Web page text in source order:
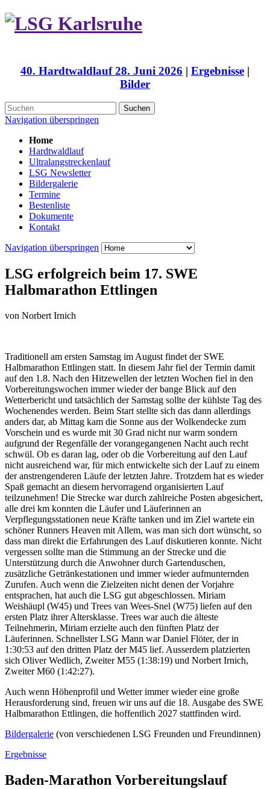
40. Hardtwaldlauf 28. Juni 2026 | Ergebnisse |
Bilder
Suchen
Navigation überspringen
Home
Hardtwaldlauf
Ultralangstreckenlauf
LSG Newsletter
Bildergalerie
Termine
Bestenliste
Dokumente
Kontakt
Navigation überspringen
LSG erfolgreich beim 17. SWE
Halbmarathon Ettlingen
von Norbert Irnich
Traditionell am ersten Samstag im August findet der SWE
Halbmarathon Ettlingen statt. In diesem Jahr fiel der Termin damit
auf den 1.8. Nach den Hitzewellen der letzten Wochen fiel in den
Vorbereitungswochen immer wieder der bange Blick auf den
Wetterbericht und tatsächlich der Samstag sollte der kühlste Tag des
Wochenendes werden. Beim Start stellte sich das dann allerdings
anders dar, ab Mittag kam die Sonne aus der Wolkendecke zum
Vorschein und es wurde mit 30 Grad nicht nur warm sondern
aufgrund der Regenfälle der vorangegangenen Nacht auch recht
schwül. Ob es daran lag, oder ob die Vorbereitung auf den Lauf
nicht ausreichend war, für mich entwickelte sich der Lauf zu einem
der anstrengenderen Läufe der letzten Jahre. Trotzdem hat es wieder
Spaß gemacht an diesem hervorragend organisierten Lauf
teilzunehmen! Die Strecke war durch zahlreiche Posten abgesichert,
alle drei km konnten die Läufer und Läuferinnen an
Verpflegungsstationen neue Kräfte tanken und im Ziel wartete ein
schöner Runners Heaven mit Allem, was man sich dort wünscht, so
dass man direkt die Erfahrungen des Lauf diskutieren konnte. Nicht
vergessen sollte man die Stimmung an der Strecke und die
Unterstützung durch die Anwohner durch Gartenduschen,
zusätzliche Getränkestationen und immer wieder aufmunternden
Zurufen. Auch wenn die Zielzeiten nicht denen der Vorjahre
entsprachen, hat auch die LSG gut abgeschlossen. Miriam
Weishäupl (W45) und Trees van Wees-Snel (W75) liefen auf den
ersten Platz ihrer Altersklasse. Trees war auch die älteste
Teilnehmerin, Miriam erzielte auch den fünften Platz der
Läuferinnen. Schnellster LSG Mann war Daniel Flöter, der in
1:30:53 auf den dritten Platz der M45 lief. Ausserdem platzierten
sich Oliver Wedlich, Zweiter M55 (1:38:19) und Norbert Irnich,
Zweiter M60 (1:42:27).
Auch wenn Höhenprofil und Wetter immer wieder eine große
Herausforderung sind, freuen wir uns auf die 18. Ausgabe des SWE
Halbmarathon Ettlingen, die hoffentlich 2027 stattfinden wird.
Bildergalerie (von verschiedenen LSG Freunden und Freundinnen)
Ergebnisse
Baden-Marathon Vorbereitungslauf